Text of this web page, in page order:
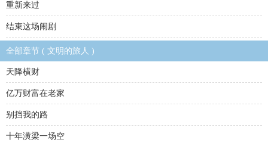
重新来过
结束这场闹剧
全部章节 ( 文明的旅人 )
天降横财
亿万财富在老家
别挡我的路
十年潢梁一场空